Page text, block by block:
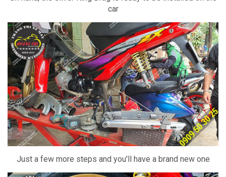
car
Just a few more steps and you'll have a brand new one